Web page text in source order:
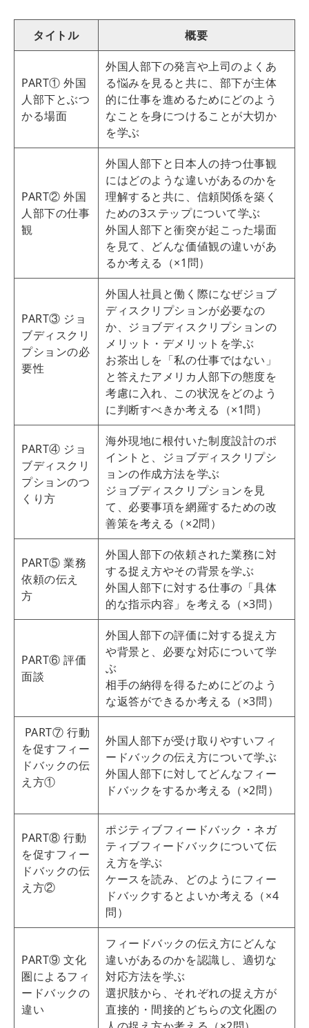
タイトル 概要
PART① 外国
人部下とぶつ
かる場面
外国人部下の発言や上司のよくあ
る悩みを見ると共に、部下が主体
的に仕事を進めるためにどのよう
なことを身につけることが大切か
を学ぶ
PART② 外国
人部下の仕事
観
外国人部下と日本人の持つ仕事観
にはどのような違いがあるのかを
理解すると共に、信頼関係を築く
ための3ステップについて学ぶ
外国人部下と衝突が起こった場面
を見て、どんな価値観の違いがあ
るか考える（×1問）
PART③ ジョ
ブディスクリ
プションの必
要性
外国人社員と働く際になぜジョブ
ディスクリプションが必要なの
か、ジョブディスクリプションの
メリット・デメリットを学ぶ
お茶出しを「私の仕事ではない」
と答えたアメリカ人部下の態度を
考慮に入れ、この状況をどのよう
に判断すべきか考える（×1問）
PART④ ジョ
ブディスクリ
プションのつ
くり方
海外現地に根付いた制度設計のポ
イントと、ジョブディスクリプシ
ョンの作成方法を学ぶ
ジョブディスクリプションを見
て、必要事項を網羅するための改
善策を考える（×2問）
PART⑤ 業務
依頼の伝え
方
外国人部下の依頼された業務に対
する捉え方やその背景を学ぶ
外国人部下に対する仕事の「具体
的な指示内容」を考える（×3問）
PART⑥ 評価
面談
外国人部下の評価に対する捉え方
や背景と、必要な対応について学
ぶ
相手の納得を得るためにどのよう
な返答ができるか考える（×3問）
PART⑦ 行動
を促すフィー
ドバックの伝
え方①
外国人部下が受け取りやすいフィ
ードバックの伝え方について学ぶ
外国人部下に対してどんなフィー
ドバックをするか考える（×2問）
PART⑧ 行動
を促すフィー
ドバックの伝
え方②
ポジティブフィードバック・ネガ
ティブフィードバックについて伝
え方を学ぶ
ケースを読み、どのようにフィー
ドバックするとよいか考える（×4
問）
PART⑨ 文化
圏によるフィ
ードバックの
違い
フィードバックの伝え方にどんな
違いがあるのかを認識し、適切な
対応方法を学ぶ
選択肢から、それぞれの捉え方が
直接的・間接的どちらの文化圏の